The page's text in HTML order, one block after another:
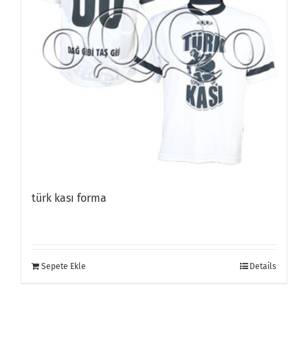
türk kası forma
Sepete Ekle Details